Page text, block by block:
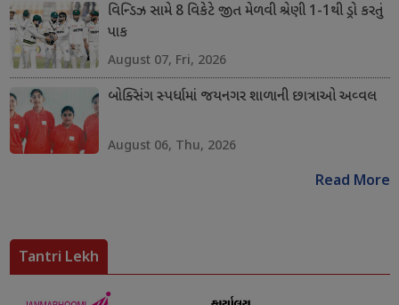
વિન્ડિઝ સામે 8 વિકેટે જીત મેળવી શ્રેણી 1-1થી ડ્રો કરતું
પાક
August 07, Fri, 2026
બોક્સિંગ સ્પર્ધામાં જયનગર શાળાની છાત્રાઓ અવ્વલ
August 06, Thu, 2026
Read More
Tantri Lekh